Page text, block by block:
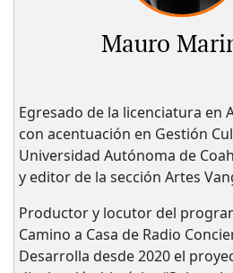
Mauro
Egresado de la licenciatura en
con acentuación en Gestión
Universidad Autónoma de
y editor de la sección Artes
Productor y locutor del
Camino a Casa de Radio
Desarrolla desde 2020 el